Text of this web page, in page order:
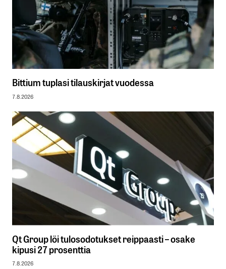
Bittium tuplasi tilauskirjat vuodessa
7.8.2026
Qt Group löi tulosodotukset reippaasti – osake
kipusi 27 prosenttia
7.8.2026